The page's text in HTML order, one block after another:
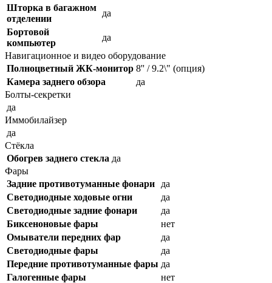
Шторка в багажном
отделении
да
Бортовой
компьютер
да
Навигационное и видео оборудование
Полноцветный ЖК-монитор 8'' / 9.2\" (опция)
Камера заднего обзора
да
Болты-секретки
да
Иммобилайзер
да
Стёкла
Обогрев заднего стекла да
Фары
Задние противотуманные фонари
да
Светодиодные ходовые огни
да
Cветодиодные задние фонари
да
Биксеноновые фары
нет
Омыватели передних фар
да
Светодиодные фары
да
Передние противотуманные фары да
Галогенные фары
нет